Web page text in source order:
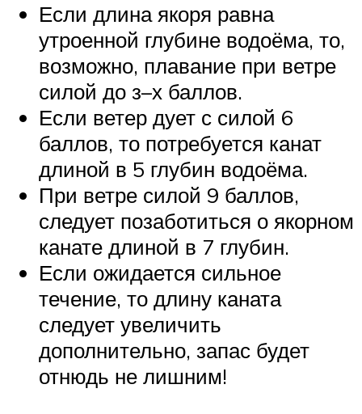
Если длина якоря равна
утроенной глубине водоёма, то,
возможно, плавание при ветре
силой до з–х баллов.
Если ветер дует с силой 6
баллов, то потребуется канат
длиной в 5 глубин водоёма.
При ветре силой 9 баллов,
следует позаботиться о якорном
канате длиной в 7 глубин.
Если ожидается сильное
течение, то длину каната
следует увеличить
дополнительно, запас будет
отнюдь не лишним!